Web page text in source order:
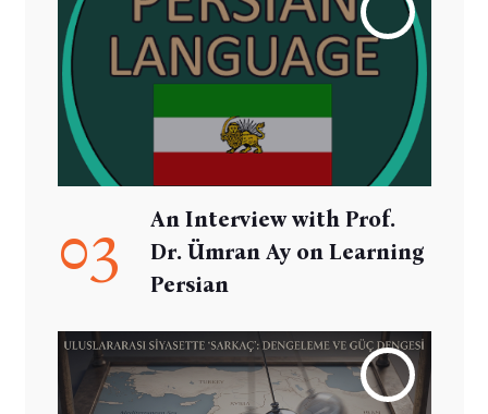
03
An Interview with Prof.
Dr. Ümran Ay on Learning
Persian